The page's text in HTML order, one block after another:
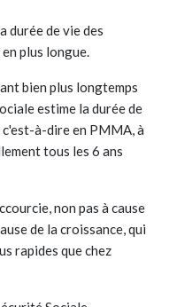
durée de vie des
plus longue.
bien plus longtemps
estime la durée de
à-dire en PMMA, à
tous les 6 ans
non pas à cause
de la croissance, qui
rapides que chez